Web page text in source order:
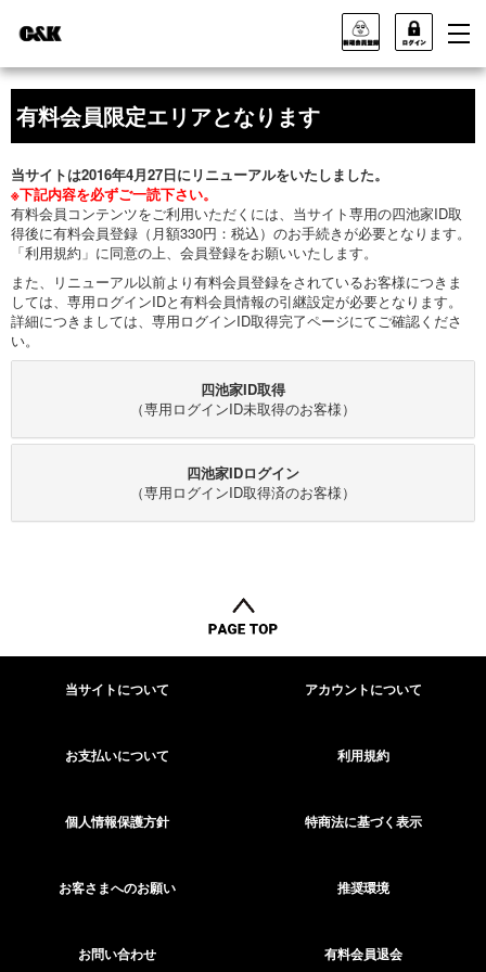
有料会員限定エリアとなります
当サイトは2016年4月27日にリニューアルをいたしました。
※下記内容を必ずご一読下さい。
有料会員コンテンツをご利用いただくには、当サイト専用の四池家ID取
得後に有料会員登録（月額330円：税込）のお手続きが必要となります。
「利用規約」に同意の上、会員登録をお願いいたします。
また、リニューアル以前より有料会員登録をされているお客様につきま
しては、専用ログインIDと有料会員情報の引継設定が必要となります。
詳細につきましては、専用ログインID取得完了ページにてご確認くださ
い。
四池家ID取得
（専用ログインID未取得のお客様）
四池家IDログイン
（専用ログインID取得済のお客様）
当サイトについて アカウントについて
お支払いについて 利用規約
個人情報保護方針 特商法に基づく表示
お客さまへのお願い 推奨環境
お問い合わせ 有料会員退会